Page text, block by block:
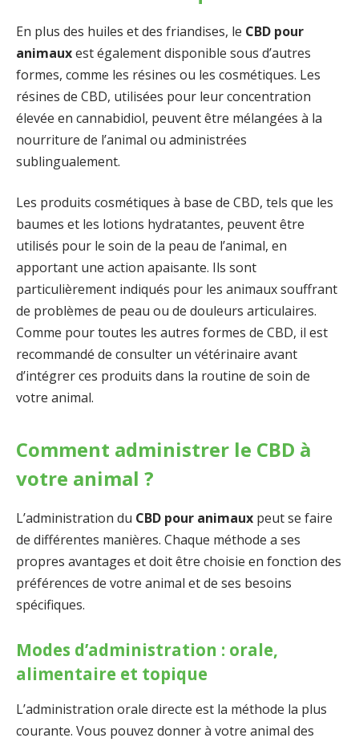
En plus des huiles et des friandises, le CBD pour
animauxest également disponible sous d’autres
formes, comme les résines ou les cosmétiques. Les
résines de CBD, utilisées pour leur concentration
élevée en cannabidiol, peuvent être mélangées à la
nourriture de l’animal ou administrées
sublingualement.
Les produits cosmétiques à base de CBD, tels que les
baumes et les lotions hydratantes, peuvent être
utilisés pour le soin de la peau de l’animal, en
apportant une action apaisante. Ils sont
particulièrement indiqués pour les animaux souffrant
de problèmes de peau ou de douleurs articulaires.
Comme pour toutes les autres formes de CBD, il est
recommandé de consulter un vétérinaire avant
d’intégrer ces produits dans la routine de soin de
votre animal.
Comment administrer le CBD à
votre animal ?
L’administration du CBD pour animaux peut se faire
de différentes manières. Chaque méthode a ses
propres avantages et doit être choisie en fonction des
préférences de votre animal et de ses besoins
spécifiques.
Modes d’administration : orale,
alimentaire et topique
L’administration orale directe est la méthode la plus
courante. Vous pouvez donner à votre animal des